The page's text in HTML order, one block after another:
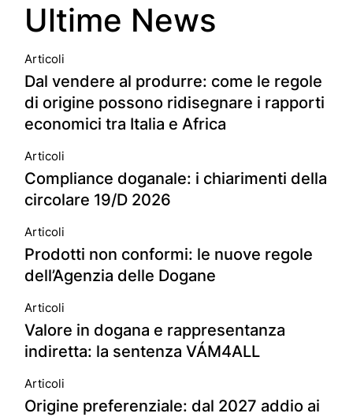
Ultime News
Articoli
Dal vendere al produrre: come le regole
di origine possono ridisegnare i rapporti
economici tra Italia e Africa
Articoli
Compliance doganale: i chiarimenti della
circolare 19/D 2026
Articoli
Prodotti non conformi: le nuove regole
dell’Agenzia delle Dogane
Articoli
Valore in dogana e rappresentanza
indiretta: la sentenza VÁM4ALL
Articoli
Origine preferenziale: dal 2027 addio ai